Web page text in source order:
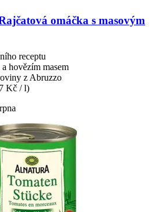
omáčka s masovým
receptu
hovězím masem
z Abruzzo
Kč / l)